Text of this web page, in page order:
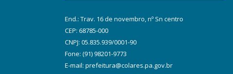
End.: Trav. 16 de novembro, nº Sn centro
CEP: 68785-000
CNPJ: 05.835.939/0001-90
Fone: (91) 98201-9773
E-mail: prefeitura@colares.pa.gov.br